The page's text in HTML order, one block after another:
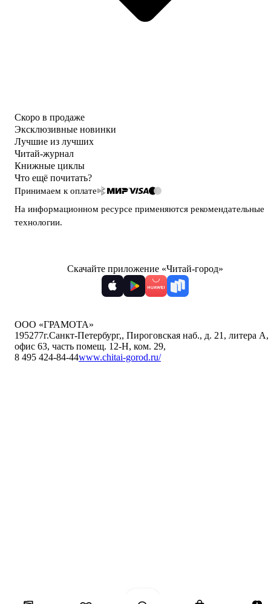
Скоро в продаже
Эксклюзивные новинки
Лучшие из лучших
Читай-журнал
Книжные циклы
Что ещё почитать?
Принимаем к оплате
На информационном ресурсе применяются рекомендательные
технологии.
Скачайте приложение «Читай-город»
ООО «ГРАМОТА»
195277г.Санкт-Петербург,, Пироговская наб., д. 21, литера А,
офис 63, часть помещ. 12-Н, ком. 29,
8 495 424-84-44www.chitai-gorod.ru/